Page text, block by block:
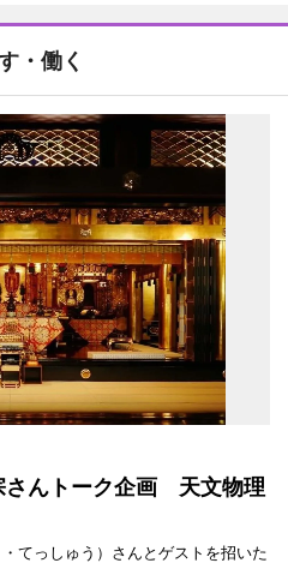
・働く
さんトーク企画 天文物理
てっしゅう）さんとゲストを招いた